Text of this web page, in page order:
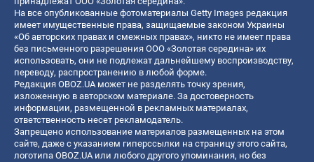
На все опубликованные фотоматериалы Getty Images редакция
имеет имущественные права, защищаемые законом Украины
«Об авторских правах и смежных правах», никто не имеет права
без письменного разрешения ООО «Золотая середина» их
использовать, они не подлежат дальнейшему воспроизводству,
переводу, распространению в любой форме.
Редакция OBOZ.UA может не разделять точку зрения,
изложенную в авторском материале. За достоверность
информации, размещенной в рекламных материалах,
ответственность несет рекламодатель.
Запрещено использование материалов размещенных на этом
сайте, даже с указанием гиперссылки на страницу этого сайта,
логотипа OBOZ.UA или любого другого упоминания, но без